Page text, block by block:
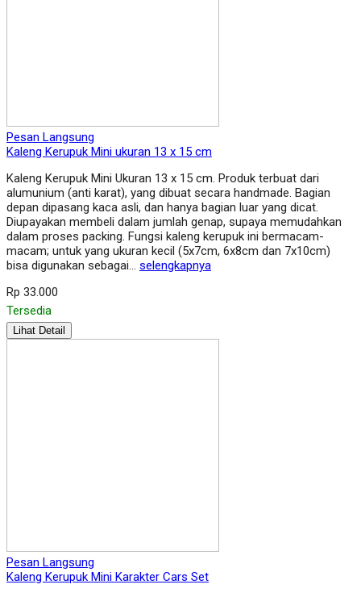
Pesan Langsung
Kaleng Kerupuk Mini ukuran 13 x 15 cm
Kaleng Kerupuk Mini Ukuran 13 x 15 cm. Produk terbuat dari
alumunium (anti karat), yang dibuat secara handmade. Bagian
depan dipasang kaca asli, dan hanya bagian luar yang dicat.
Diupayakan membeli dalam jumlah genap, supaya memudahkan
dalam proses packing. Fungsi kaleng kerupuk ini bermacam-
macam; untuk yang ukuran kecil (5x7cm, 6x8cm dan 7x10cm)
bisa digunakan sebagai… selengkapnya
Rp 33.000
Tersedia
Lihat Detail
Pesan Langsung
Kaleng Kerupuk Mini Karakter Cars Set